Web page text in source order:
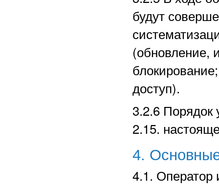
будут
(обновление,
доступ).
3.2.6 Порядок
2.15.
4.
4.1. Оператор